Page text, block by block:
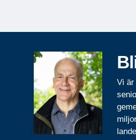
Vi är